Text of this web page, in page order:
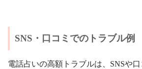
SNS・口コミでのトラブル例
電話占いの高額トラブルは、SNSや